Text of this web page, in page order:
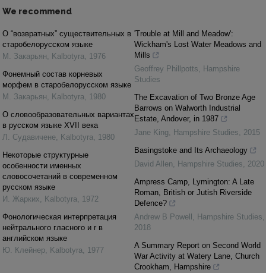
We recommend
О “возвратных” существительных в
старобелорусском языке
М. Закарьян, Kalbotyra, 1976
Фонемный состав корневых
морфем в старобелорусском языке
М. Закарьян, Kalbotyra, 1980
О словообразовательных вариантах
в русском языке XVII века
Л. Cудавичене, Kalbotyra, 1980
Некоторые структурные
особенности именных
словосочетаний в современном
русском языке
И. Жарких, Kalbotyra, 1972
Фонологическая интерпретация
нейтрального гласного и r в
английском языке
Ю. Клейнер, Kalbotyra, 1977
'Trouble at Mill and Meadow':
Wickham's Lost Water Meadows and
Mills
Geoffrey Phillpotts, Hampshire
Studies
The Excavation of Two Bronze Age
Barrows on Walworth Industrial
Estate, Andover, in 1987
Jane King, Hampshire Studies, 2015
Basingstoke and Its Archaeology
David Allen, Hampshire Studies, 2020
Ampress Camp, Lymington: A Late
Roman, British or Jutish Riverside
Defence?
Andrew B Powell , Hampshire Studies,
2018
A Summary Report on Second World
War Activity at Watery Lane, Church
Crookham, Hampshire